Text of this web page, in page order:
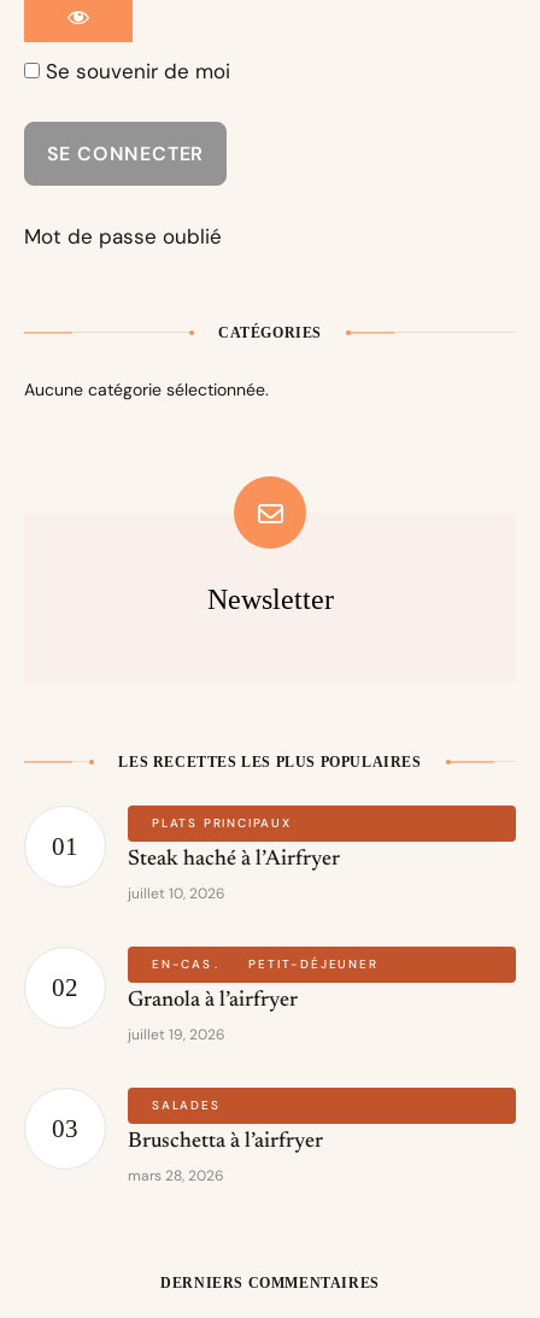
Se souvenir de moi
Mot de passe oublié
CATÉGORIES
Aucune catégorie sélectionnée.
Newsletter
LES RECETTES LES PLUS POPULAIRES
PLATS PRINCIPAUX
Steak haché à l’Airfryer
juillet 10, 2026
EN-CAS PETIT-DÉJEUNER
Granola à l’airfryer
juillet 19, 2026
SALADES
Bruschetta à l’airfryer
mars 28, 2026
DERNIERS COMMENTAIRES